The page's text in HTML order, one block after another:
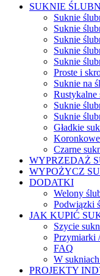
SUKNIE
Suknie
Suknie
Suknie
Suknie
Suknie
Proste i
Suknie na
Rustykalne
Suknie
Suknie
Gładkie
Czarne
WYPRZEDAŻ
WYPOŻYCZ
DODATKI
Welony
Podwiązki
JAK KUPIĆ
Szycie
Przymiarki
FAQ
W
PROJEKTY